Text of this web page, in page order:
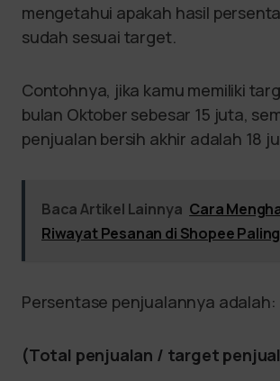
mengetahui apakah hasil
sudah sesuai target.
Contohnya, jika kamu memiliki
bulan Oktober sebesar 15 juta,
penjualan bersih akhir adalah 18
Baca Artikel Lainnya Cara
Riwayat Pesanan di Shopee
Persentase penjualannya adalah:
(Total penjualan / target